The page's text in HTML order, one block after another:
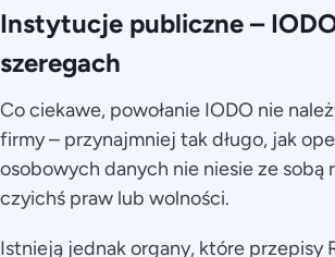
Instytucje publiczne –
szeregach
Co ciekawe, powołanie IODO nie
firmy – przynajmniej tak długo, jak
osobowych danych nie niesie ze sobą
czyichś praw lub wolności.
Istnieją jednak organy, które przepisy